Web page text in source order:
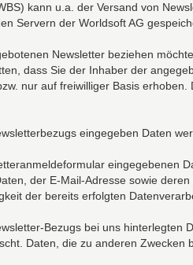
kann u.a. der Versand von
Servern der Worldsoft AG
Newsletter beziehen
dass Sie der Inhaber der
nur auf freiwilliger Basis
eingegeben Daten
eingegebenen
der E-Mail-Adresse sowie
der bereits erfolgten
Bezugs bei uns
Daten, die zu anderen